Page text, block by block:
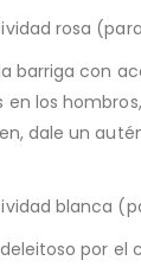
rosa
barriga con
los
dale un
blanca
por el